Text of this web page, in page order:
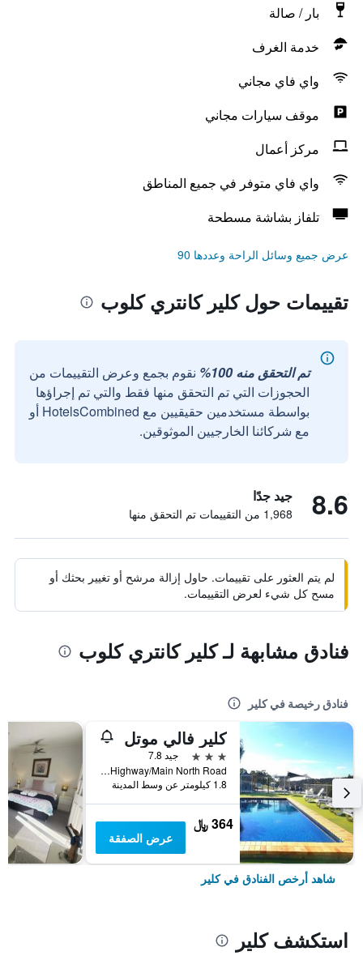
بار / صالة
خدمة الغرف
واي فاي مجاني
موقف سيارات مجاني
مركز أعمال
واي فاي متوفر في جميع المناطق
تلفاز بشاشة مسطحة
عرض جميع وسائل الراحة وعددها 90
تقييمات حول كلير كانتري كلوب
تم التحقق منه 100%
نقوم بجمع وعرض التقييمات من
الحجوزات التي تم التحقق منها فقط والتي تم إجراؤها
بواسطة مستخدمين حقيقيين مع HotelsCombined أو
مع شركائنا الخارجيين الموثوقين.
8.6 جيد جدًا
1,968 من التقييمات تم التحقق منها
لم يتم العثور على تقييمات. حاول إزالة مرشح أو تغيير بحثك أو
مسح كل شيء لعرض التقييمات.
فنادق مشابهة لـ كلير كانتري كلوب
فنادق رخيصة في كلير
كلير فالي موتل
3 نجوم
جيد 7.8
74a Horrocks Highway/Main North Road, كلير, SA, أستراليا
1.8 كيلومتر عن وسط المدينة
364 ﷼
عرض الصفقة
شاهد أرخص الفنادق في كلير
استكشف كلير